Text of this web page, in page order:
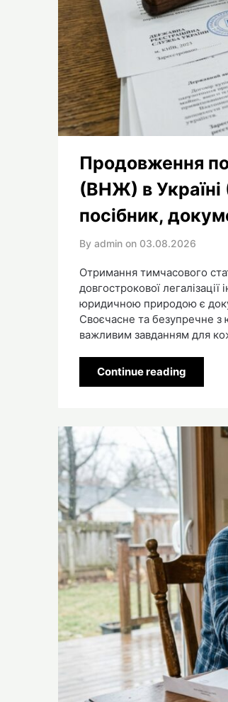
Продовження
(ВНЖ) в
посібник,
By admin on 03.08.2026
Отримання тимчасового
довгострокової
юридичною природою є
Своєчасне та безупречне
важливим завданням для
Continue reading